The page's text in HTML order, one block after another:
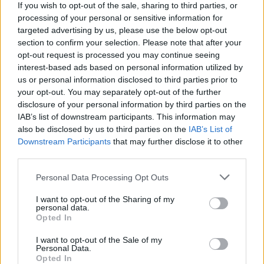
If you wish to opt-out of the sale, sharing to third parties, or
processing of your personal or sensitive information for
targeted advertising by us, please use the below opt-out
section to confirm your selection. Please note that after your
opt-out request is processed you may continue seeing
interest-based ads based on personal information utilized by
us or personal information disclosed to third parties prior to
your opt-out. You may separately opt-out of the further
disclosure of your personal information by third parties on the
IAB’s list of downstream participants. This information may
also be disclosed by us to third parties on the IAB’s List of
Downstream Participants that may further disclose it to other
Please note that this website/app uses one or more Google
not limited to your visit or usage behaviour. You may click to
grant or deny consent to Google and its third-party tags to
use your data for below specified purposes in below Google
consent section.
Personal Data Processing Opt Outs
I want to opt-out of the Sharing of my
personal data.
Opted In
I want to opt-out of the Sale of my
Personal Data.
Opted In
Paks II.: Mit jelent az 5. blokk új
mérföldköve a felülvizsgálat
árnyékában?
AJÁNLJUK MÉG